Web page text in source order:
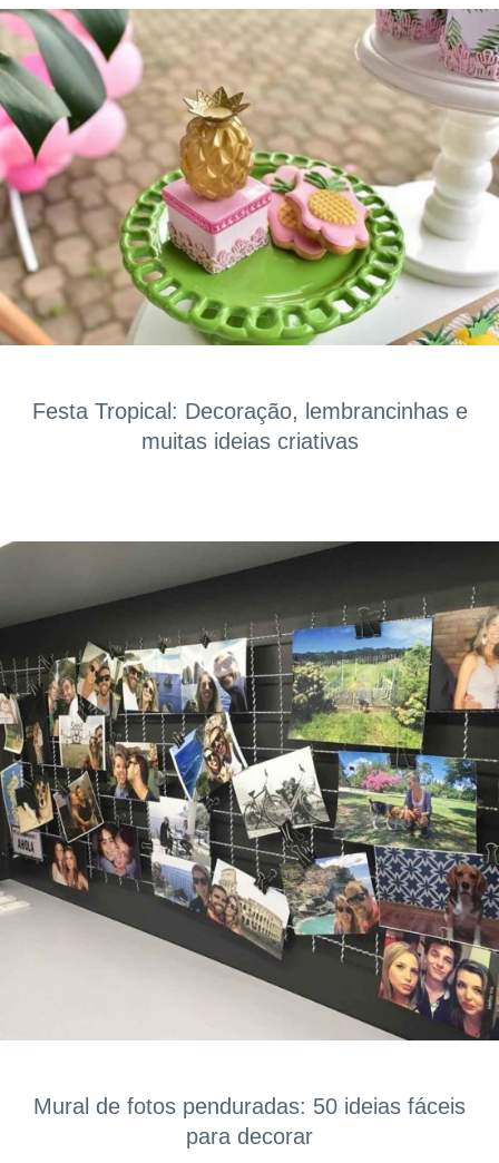
Festa Tropical: Decoração, lembrancinhas e
muitas ideias criativas
Mural de fotos penduradas: 50 ideias fáceis
para decorar